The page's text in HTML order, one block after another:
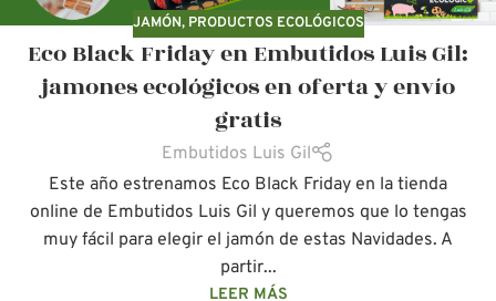
JAMÓN, PRODUCTOS ECOLÓGICOS
Eco Black Friday en Embutidos Luis Gil:
jamones ecológicos en oferta y envío
gratis
Embutidos Luis Gil
Este año estrenamos Eco Black Friday en la tienda
online de Embutidos Luis Gil y queremos que lo tengas
muy fácil para elegir el jamón de estas Navidades. A
partir...
LEER MÁS